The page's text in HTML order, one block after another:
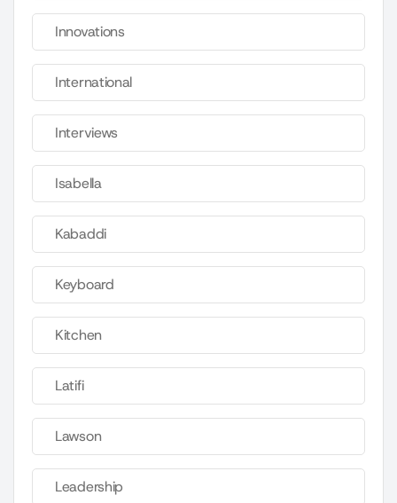
Innovations
International
Interviews
Isabella
Kabaddi
Keyboard
Kitchen
Latifi
Lawson
Leadership